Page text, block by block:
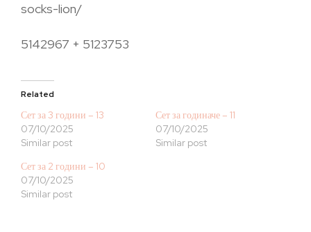
socks-lion/
5142967 + 5123753
Related
Сет за 3 години – 13
07/10/2025
Similar post
Сет за годиначе – 11
07/10/2025
Similar post
Сет за 2 години – 10
07/10/2025
Similar post